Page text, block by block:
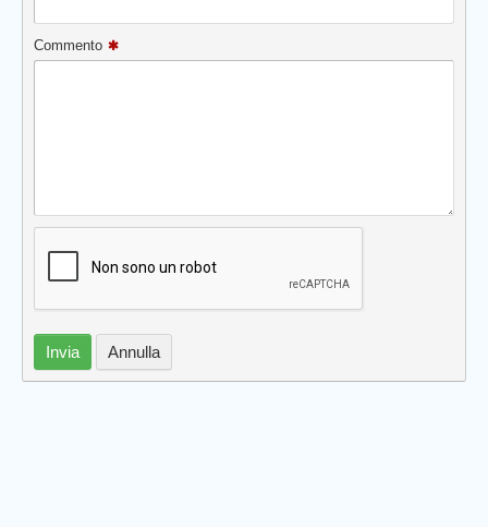
Commento
Invia Annulla